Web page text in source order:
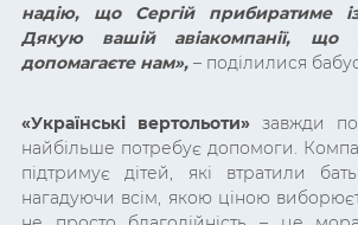
надію, що Сергій прибиратиме
Дякую вашій авіакомпанії, що
допомагаєте нам», – поділилися
«Українські вертольоти» завжди
найбільше потребує допомоги.
підтримує дітей, які втратили
нагадуючи всім, якою ціною